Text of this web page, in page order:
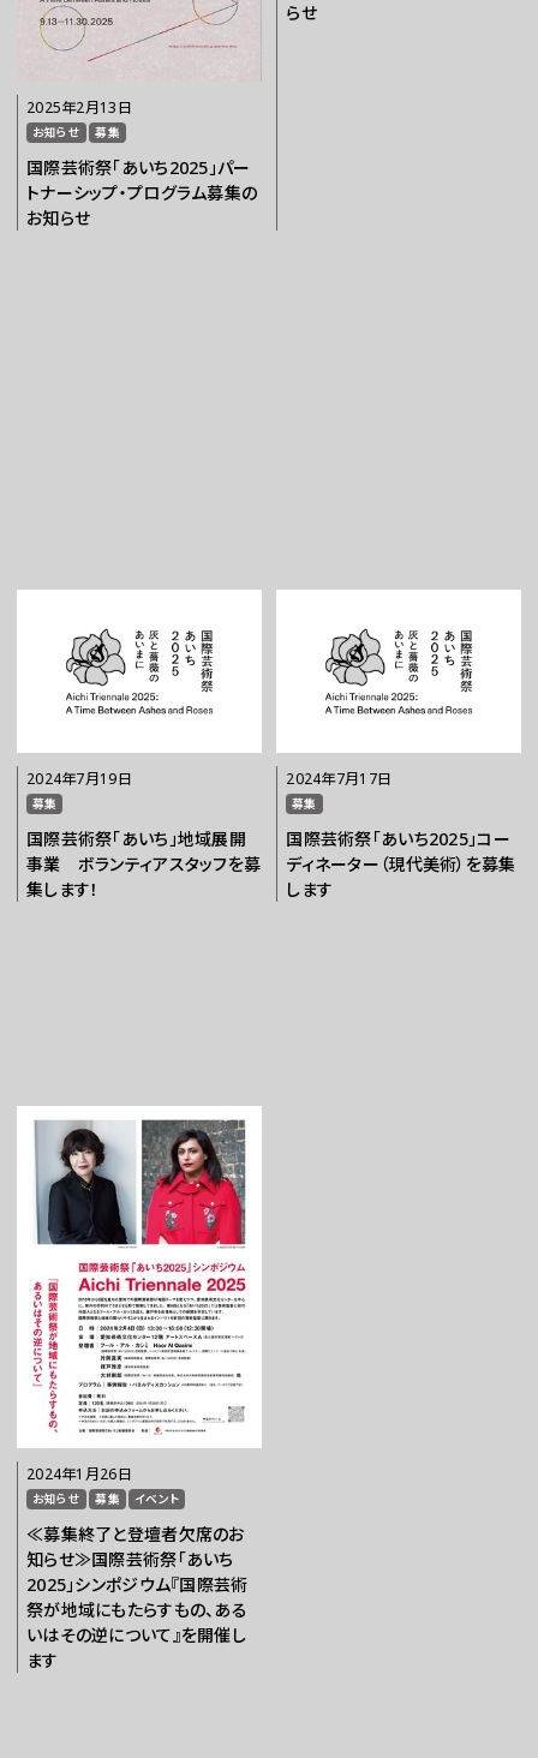
2025年2月13日
お知らせ 募集
国際芸術祭「あいち2025」パー
トナーシップ・プログラム募集の
お知らせ
らせ
2024年7月19日
募集
国際芸術祭「あいち」地域展開
事業 ボランティアスタッフを募
集します！
2024年7月17日
募集
国際芸術祭「あいち2025」コー
ディネーター（現代美術）を募集
します
2024年1月26日
お知らせ 募集 イベント
≪募集終了と登壇者欠席のお
知らせ≫国際芸術祭「あいち
2025」シンポジウム『国際芸術
祭が地域にもたらすもの、ある
いはその逆について』を開催し
ます